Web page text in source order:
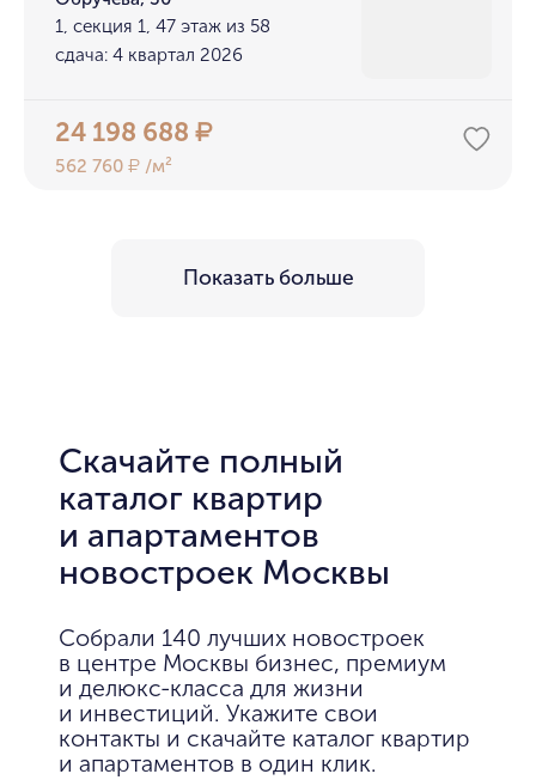
1, секция 1, 47 этаж из 58
сдача: 4 квартал 2026
24 198 688₽
562 760₽ /м²
Показать больше
Скачайте полный
каталог квартир
и апартаментов
новостроек Москвы
Собрали 140 лучших новостроек
в центре Москвы бизнес, премиум
и делюкс-класса для жизни
и инвестиций. Укажите свои
контакты и скачайте каталог квартир
и апартаментов в один клик.